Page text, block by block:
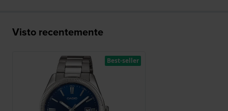
Visto recentemente
Best-seller